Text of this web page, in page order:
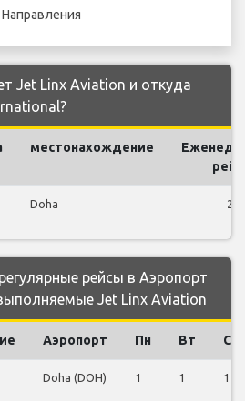
Направления
Jet Linx Aviation и откуда
местонахождение
Doha 20
рейсы в Аэропорт
Jet Linx Aviation
Аэропорт Пн Вт Ср
Doha (DOH) 1 1 1